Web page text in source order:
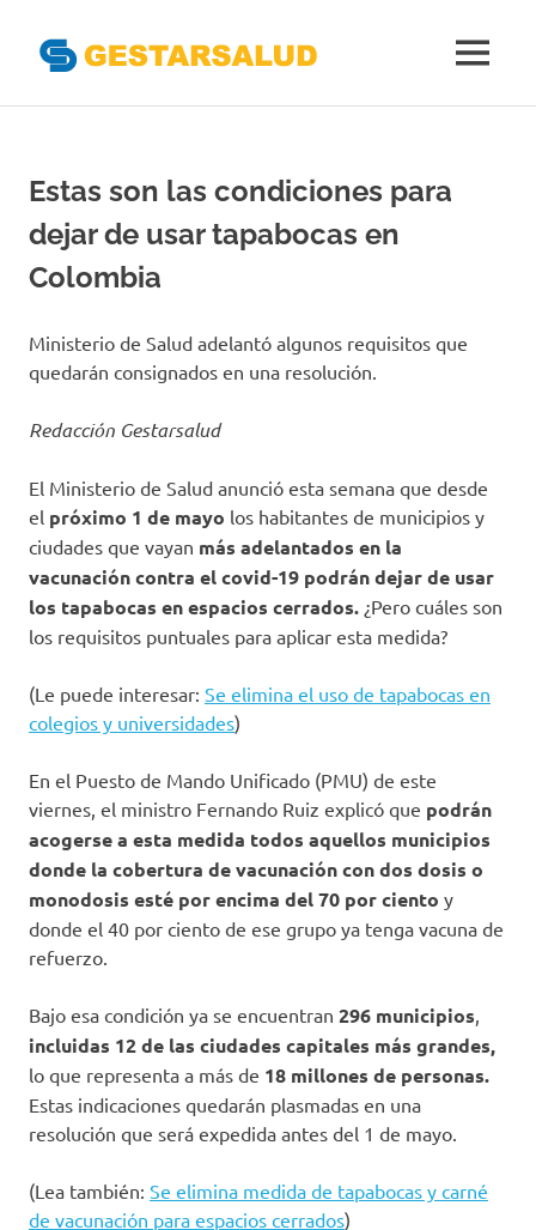
del
Aseguramiento
de
la
MENÚ
Estas son las condiciones para
dejar de usar tapabocas en
Colombia
Ministerio de Salud adelantó algunos requisitos que
quedarán consignados en una resolución.
Redacción Gestarsalud
El Ministerio de Salud anunció esta semana que desde
el próximo 1 de mayo los habitantes de municipios y
ciudades que vayan más adelantados en la
vacunación contra el covid-19 podrán dejar de usar
los tapabocas en espacios cerrados. ¿Pero cuáles son
los requisitos puntuales para aplicar esta medida?
(Le puede interesar: Se elimina el uso de tapabocas en
colegios y universidades)
En el Puesto de Mando Unificado (PMU) de este
viernes, el ministro Fernando Ruiz explicó que podrán
acogerse a esta medida todos aquellos municipios
donde la cobertura de vacunación con dos dosis o
monodosis esté por encima del 70 por ciento y
donde el 40 por ciento de ese grupo ya tenga vacuna de
refuerzo.
Bajo esa condición ya se encuentran 296 municipios,
incluidas 12 de las ciudades capitales más grandes,
lo que representa a más de 18 millones de personas.
Estas indicaciones quedarán plasmadas en una
resolución que será expedida antes del 1 de mayo.
(Lea también: Se elimina medida de tapabocas y carné
de vacunación para espacios cerrados)